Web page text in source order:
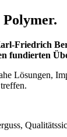
Friedrich
fundierten
Lösungen,